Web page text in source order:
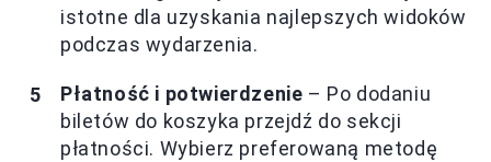
istotne dla uzyskania najlepszych widoków
podczas wydarzenia.
Płatność i potwierdzenie – Po dodaniu
biletów do koszyka przejdź do sekcji
płatności. Wybierz preferowaną metodę